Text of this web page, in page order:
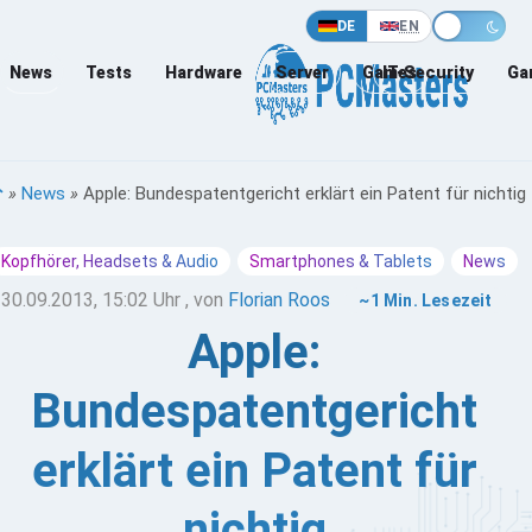
DE EN
News Tests Hardware Server Games
IT-Security
» News » Apple: Bundespatentgericht erklärt ein Patent für nichtig
Kopfhörer, Headsets & Audio Smartphones & Tablets News
30.09.2013, 15:02 Uhr , von Florian Roos ~1 Min. Lesezeit
Apple:
Bundespatentgericht
erklärt ein Patent für